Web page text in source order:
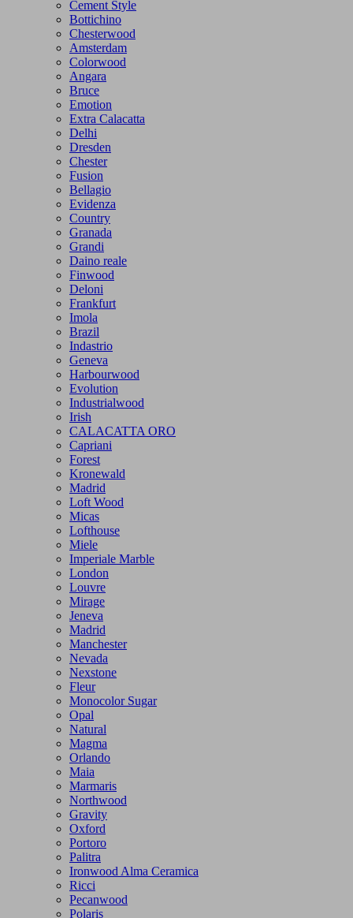
Cement Style
Bottichino
Chesterwood
Amsterdam
Colorwood
Angara
Bruce
Emotion
Extra Calacatta
Delhi
Dresden
Chester
Fusion
Bellagio
Evidenza
Country
Granada
Grandi
Daino reale
Finwood
Deloni
Frankfurt
Imola
Brazil
Indastrio
Geneva
Harbourwood
Evolution
Industrialwood
Irish
CALACATTA ORO
Capriani
Forest
Kronewald
Madrid
Loft Wood
Micas
Lofthouse
Miele
Imperiale Marble
London
Louvre
Mirage
Jeneva
Madrid
Manchester
Nevada
Nexstone
Fleur
Monocolor Sugar
Opal
Natural
Magma
Orlando
Maia
Marmaris
Northwood
Gravity
Oxford
Portoro
Palitra
Ironwood Alma Ceramica
Ricci
Pecanwood
Polaris